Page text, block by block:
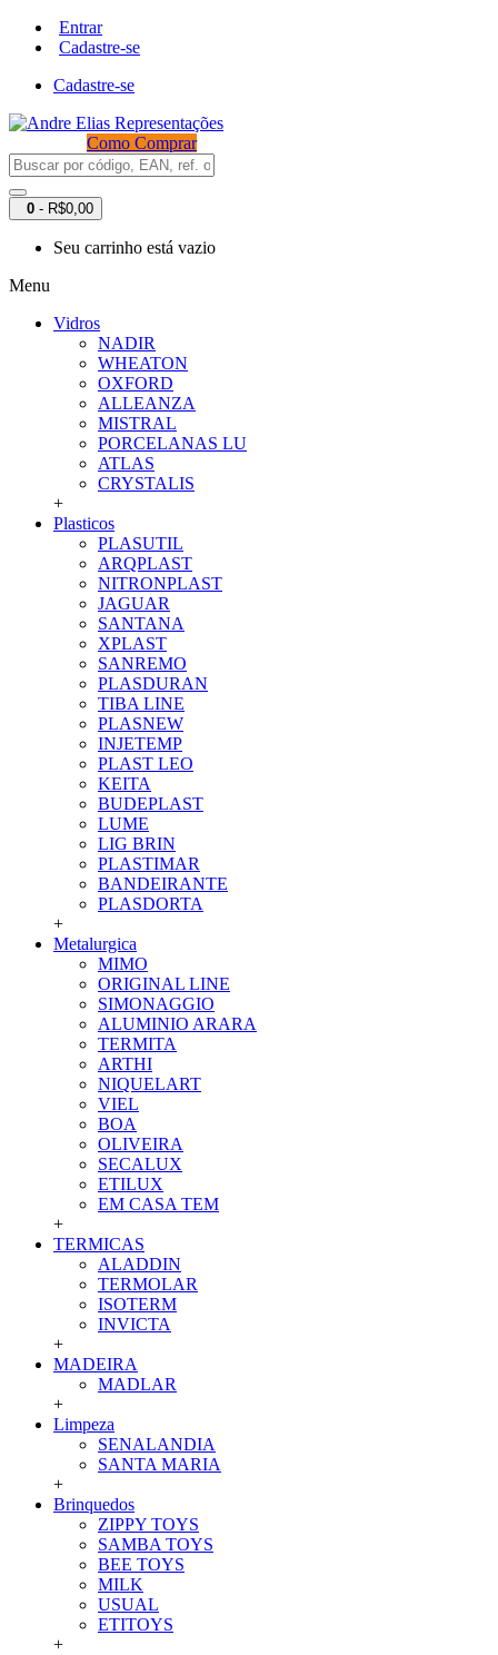
Entrar
Cadastre-se
Cadastre-se
Como Comprar
0 - R$0,00
Seu carrinho está vazio
Menu
Vidros
NADIR
WHEATON
OXFORD
ALLEANZA
MISTRAL
PORCELANAS LU
ATLAS
CRYSTALIS
+
Plasticos
PLASUTIL
ARQPLAST
NITRONPLAST
JAGUAR
SANTANA
XPLAST
SANREMO
PLASDURAN
TIBA LINE
PLASNEW
INJETEMP
PLAST LEO
KEITA
BUDEPLAST
LUME
LIG BRIN
PLASTIMAR
BANDEIRANTE
PLASDORTA
+
Metalurgica
MIMO
ORIGINAL LINE
SIMONAGGIO
ALUMINIO ARARA
TERMITA
ARTHI
NIQUELART
VIEL
BOA
OLIVEIRA
SECALUX
ETILUX
EM CASA TEM
+
TERMICAS
ALADDIN
TERMOLAR
ISOTERM
INVICTA
+
MADEIRA
MADLAR
+
Limpeza
SENALANDIA
SANTA MARIA
+
Brinquedos
ZIPPY TOYS
SAMBA TOYS
BEE TOYS
MILK
USUAL
ETITOYS
+